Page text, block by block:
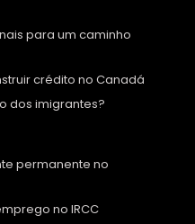
para um caminho
crédito no Canadá
dos imigrantes?
permanente no
no IRCC